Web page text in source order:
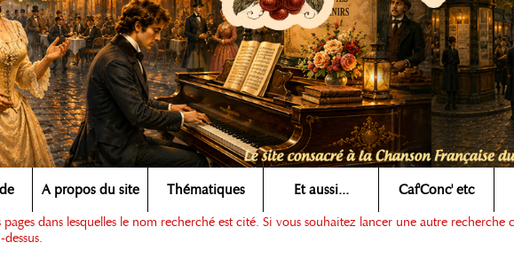
A propos du site Thématiques Et aussi... Caf'Conc' etc
dans lesquelles le nom recherché est cité. Si vous souhaitez lancer une autre